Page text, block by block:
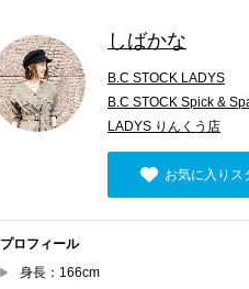
しばかな
B.C STOCK LADYS
B.C STOCK Spick &
LADYS りんくう店
お気に入りス
プロフィール
身長：166cm